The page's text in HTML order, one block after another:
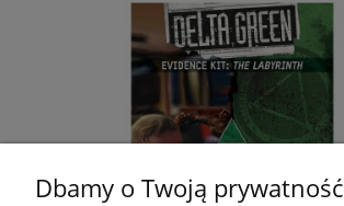
Dbamy o Twoją prywatność